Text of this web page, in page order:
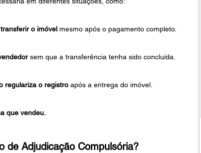
o imóvel mesmo após o pagamento completo.
sem que a transferência tenha sido concluída.
regulariza o registro após a entrega do imóvel.
que vendeu.
de Adjudicação Compulsória?